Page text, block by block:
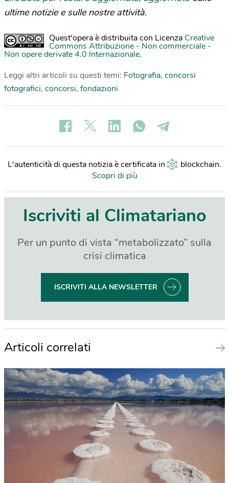
ultime notizie e sulle nostre attività.
Quest'opera è distribuita con Licenza Creative
Commons Attribuzione - Non commerciale -
Non opere derivate 4.0 Internazionale.
Leggi altri articoli su questi temi: Fotografia, concorsi
fotografici, concorsi, fondazioni
L'autenticità di questa notizia è certificata in blockchain.
Scopri di più
Iscriviti al Climatariano
Per un punto di vista “metabolizzato” sulla
crisi climatica
ISCRIVITI ALLA NEWSLETTER
Articoli correlati